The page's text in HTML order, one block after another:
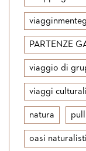
PARTENZE
viaggio di
viaggi culturali
natura
oasi